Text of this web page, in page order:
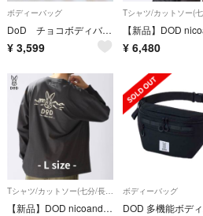
ボディーバッグ
DoD チョコボディバCD ブラック ボディバッグ
¥ 3,599 ¥ 6,480
Tシャツ/カットソー(七分/長袖)
【新品】DOD nicoand ニコイラスティーノプルオーバー ブラック L
ボディーバッグ